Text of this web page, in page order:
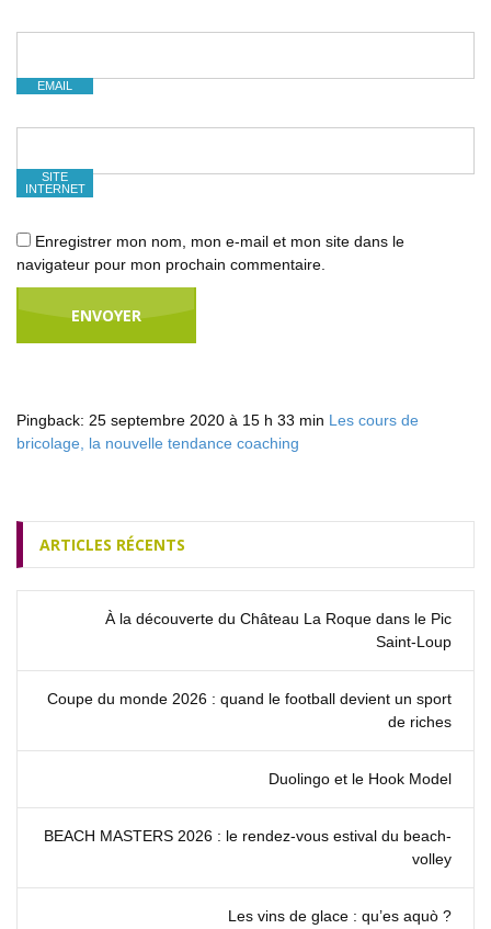
EMAIL
SITE
INTERNET
Enregistrer mon nom, mon e-mail et mon site dans le
navigateur pour mon prochain commentaire.
Pingback: 25 septembre 2020 à 15 h 33 min Les cours de
bricolage, la nouvelle tendance coaching
ARTICLES RÉCENTS
À la découverte du Château La Roque dans le Pic
Saint‑Loup
Coupe du monde 2026 : quand le football devient un sport
de riches
Duolingo et le Hook Model
BEACH MASTERS 2026 : le rendez‑vous estival du beach-
volley
Les vins de glace : qu’es aquò ?